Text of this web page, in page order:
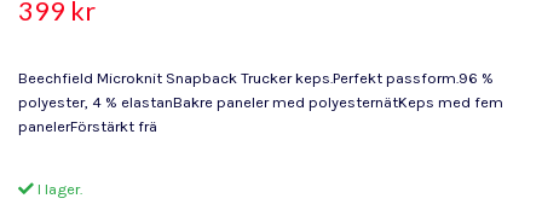
399 kr
Beechfield Microknit Snapback Trucker keps.Perfekt passform.96 %
polyester, 4 % elastanBakre paneler med polyesternätKeps med fem
panelerFörstärkt frä
I lager.